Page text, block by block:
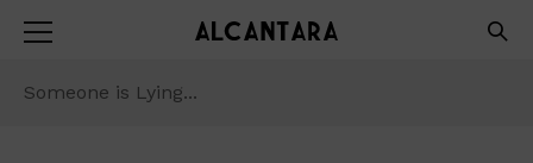
Someone is Lying...